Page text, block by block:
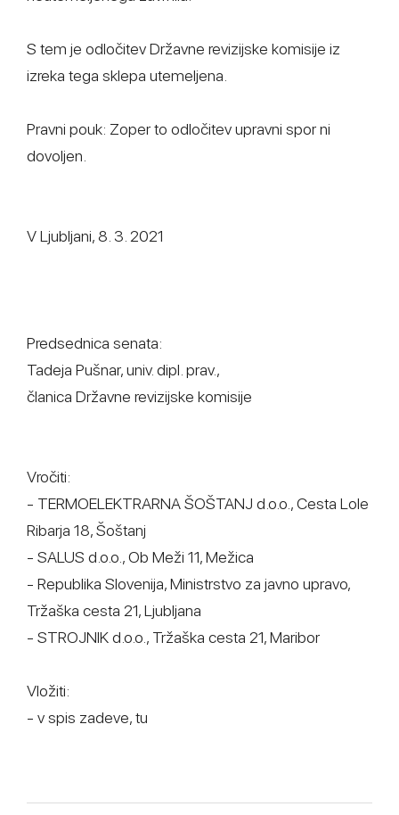
S tem je odločitev Državne revizijske komisije iz
izreka tega sklepa utemeljena.
Pravni pouk: Zoper to odločitev upravni spor ni
dovoljen.
V Ljubljani, 8. 3. 2021
Predsednica senata:
Tadeja Pušnar, univ. dipl. prav.,
članica Državne revizijske komisije
Vročiti:
- TERMOELEKTRARNA ŠOŠTANJ d.o.o., Cesta Lole
Ribarja 18, Šoštanj
- SALUS d.o.o., Ob Meži 11, Mežica
- Republika Slovenija, Ministrstvo za javno upravo,
Tržaška cesta 21, Ljubljana
- STROJNIK d.o.o., Tržaška cesta 21, Maribor
Vložiti:
- v spis zadeve, tu